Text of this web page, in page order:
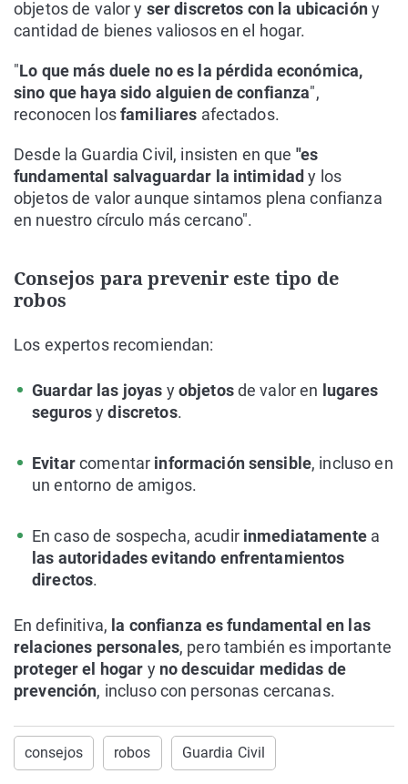
objetos de valor y ser discretos con la ubicacióny
cantidad de bienes valiosos en el hogar.
"Lo que más duele no es la pérdida económica,
sino que haya sido alguien de confianza",
reconocen losfamiliares afectados.
Desde la Guardia Civil, insisten en que "es
fundamental salvaguardar la intimidad y los
objetos de valor aunque sintamos plena confianza
en nuestro círculo más cercano".
Consejos para prevenir este tipo de
robos
Los expertos recomiendan:
Guardar las joyas yobjetosde valor en lugares
segurosydiscretos.
Evitarcomentar información sensible, incluso en
un entorno de amigos.
En caso de sospecha, acudir inmediatamentea
las autoridades evitando enfrentamientos
directos.
En definitiva, la confianza es fundamental en las
relaciones personales, pero también es importante
proteger el hogar y no descuidar medidas de
prevención, incluso con personas cercanas.
consejos robos Guardia Civil